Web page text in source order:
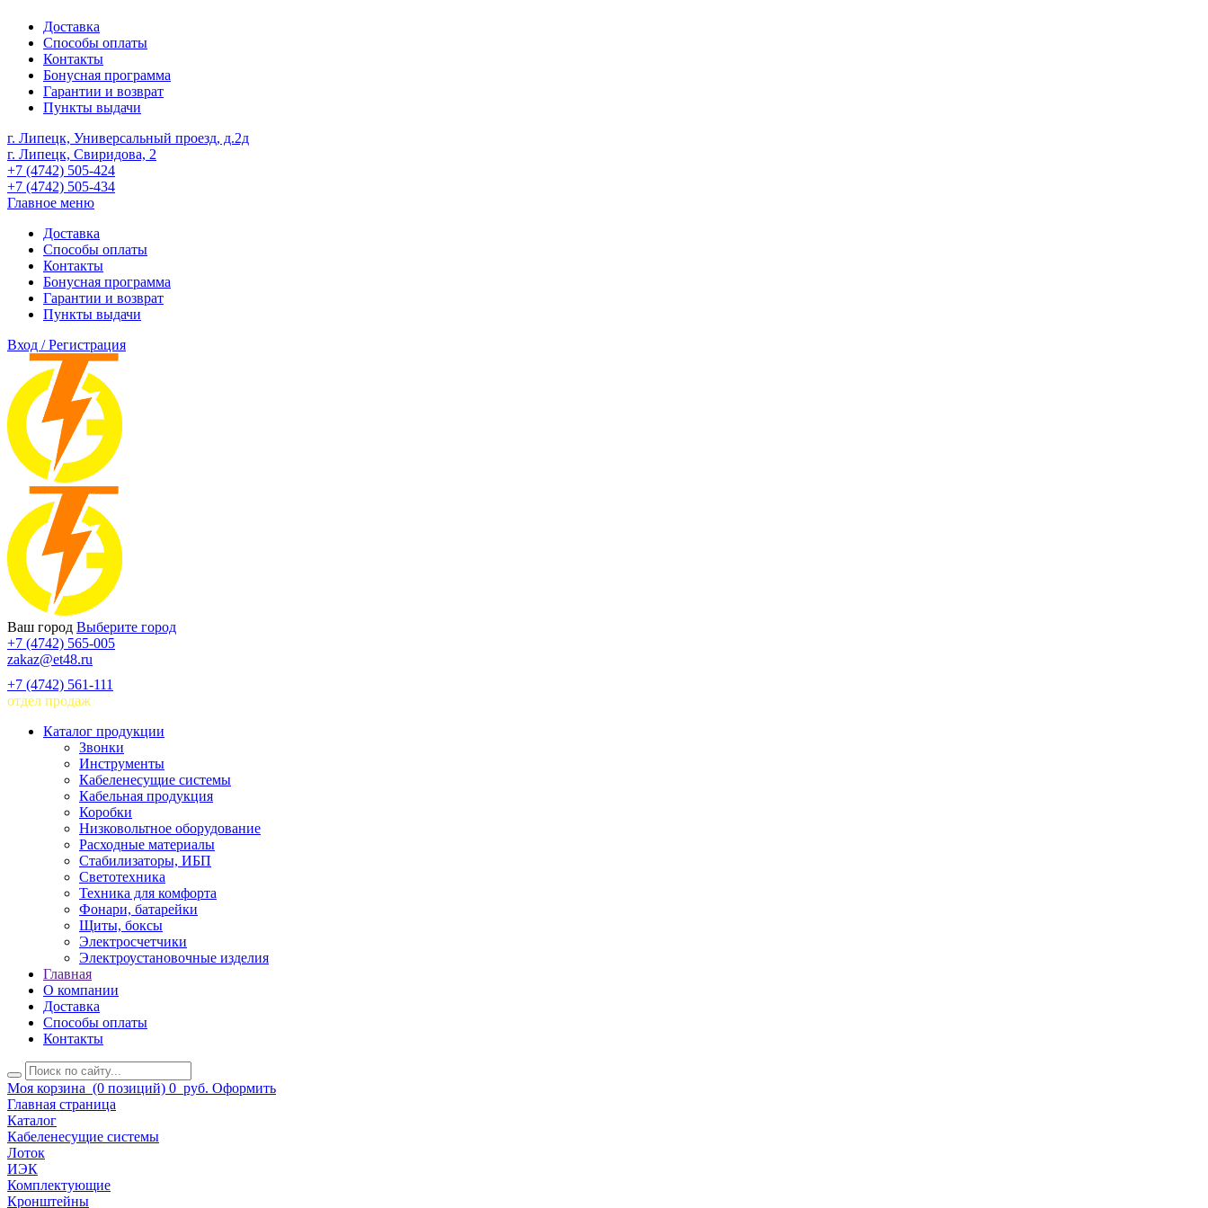
Доставка
Способы оплаты
Контакты
Бонусная программа
Гарантии и возврат
Пункты выдачи
г. Липецк, Универсальный проезд, д.2д
г. Липецк, Свиридова, 2
+7 (4742) 505-424
+7 (4742) 505-434
Главное меню
Доставка
Способы оплаты
Контакты
Бонусная программа
Гарантии и возврат
Пункты выдачи
Вход / Регистрация
Ваш город Выберите город
+7 (4742) 565-005
zakaz@et48.ru
+7 (4742) 561-111
отдел продаж
Каталог продукции
Звонки
Инструменты
Кабеленесущие системы
Кабельная продукция
Коробки
Низковольтное оборудование
Расходные материалы
Стабилизаторы, ИБП
Светотехника
Техника для комфорта
Фонари, батарейки
Щиты, боксы
Электросчетчики
Электроустановочные изделия
Главная
О компании
Доставка
Способы оплаты
Контакты
Моя корзина (0 позиций) 0 руб. Оформить
Главная страница
Каталог
Кабеленесущие системы
Лоток
ИЭК
Комплектующие
Кронштейны